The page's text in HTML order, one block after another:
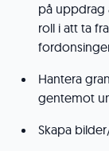
på uppdrag
roll i att ta
Hantera
gentemot
Skapa